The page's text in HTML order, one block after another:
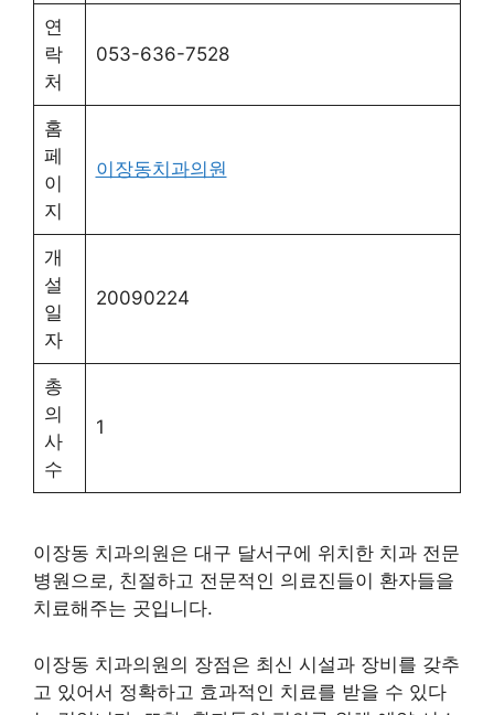
연
락
처
053-636-7528
홈
페
이
지
이장동치과의원
개
설
일
자
20090224
총
의
사
수
1
이장동 치과의원은 대구 달서구에 위치한 치과 전문
병원으로, 친절하고 전문적인 의료진들이 환자들을
치료해주는 곳입니다.
이장동 치과의원의 장점은 최신 시설과 장비를 갖추
고 있어서 정확하고 효과적인 치료를 받을 수 있다